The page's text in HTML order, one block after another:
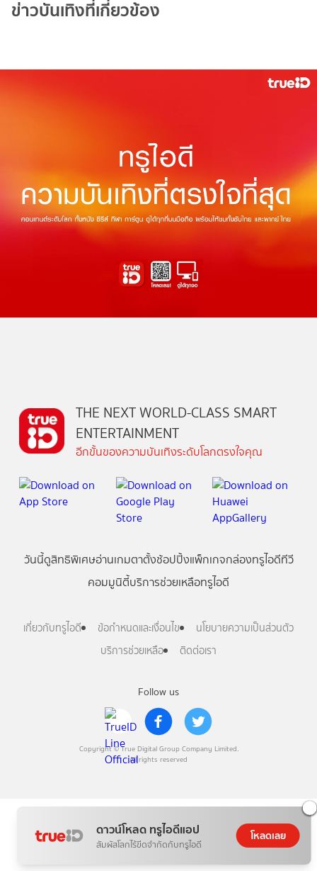
ข่าวบันเทิงที่เกี่ยวข้อง
ดาวน์โหลด ทรูไอดีแอป
สัมผัสโลกไร้ขีดจำกัดกับทรูไอดี
โหลดเลย
Follow us
Copyright © True Digital Group Company Limited.
All rights reserved
THE NEXT WORLD-CLASS SMART
ENTERTAINMENT
อีกขั้นของความบันเทิงระดับโลกตรงใจคุณ
วันนี้ดูสิทธิพิเศษอ่านเกมตาตั้งช้อปปิ้งแพ็กเกจกล่องทรูไอดีทีวี
คอมมูนิตี้บริการช่วยเหลือทรูไอดี
เกี่ยวกับทรูไอดี ข้อกำหนดและเงื่อนไข
นโยบายความเป็นส่วนตัว
บริการช่วยเหลือ
ติดต่อเรา